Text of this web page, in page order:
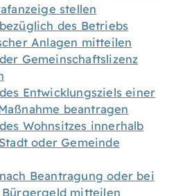
stellen
des Betriebs
Anlagen mitteilen
Gemeinschaftslizenz
Entwicklungsziels einer
beantragen
Wohnsitzes innerhalb
oder Gemeinde
Beantragung oder bei
Bürgergeld mitteilen